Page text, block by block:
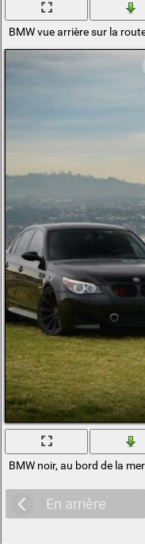
BMW vue arrière sur la
BMW noir, au bord de la mer
En arrière